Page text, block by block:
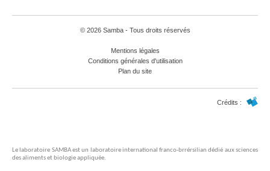
© 2026 Samba - Tous droits réservés
Mentions légales
Conditions générales d'utilisation
Plan du site
Crédits :
Le laboratoire SAMBA est un laboratoire international franco-brrérsilian dédié aux sciences
des aliments et biologie appliquée.